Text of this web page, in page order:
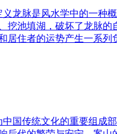
龙脉是风水学中的一
挖池填湖，破坏了龙脉
居住者的运势产生一系
国传统文化的重要组